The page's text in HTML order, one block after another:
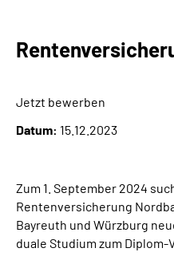
Karriere
Über uns
Leichte Sprache
Suche
Jetzt bewerben
Datum: 15.12.2023
Zum 1. September 2024
Rentenversicherung
Bayreuth und Würzburg
duale Studium zum